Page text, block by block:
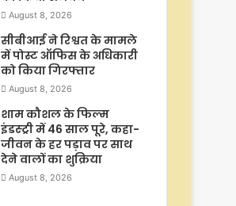
August 8, 2026
सीबीआई ने रिश्वत के मामले
में पोस्ट ऑफिस के अधिकारी
को किया गिरफ्तार
August 8, 2026
शाम कौशल के फिल्म
इंडस्ट्री में 46 साल पूरे, कहा-
जीवन के हर पड़ाव पर साथ
देने वालों का शुक्रिया
August 8, 2026